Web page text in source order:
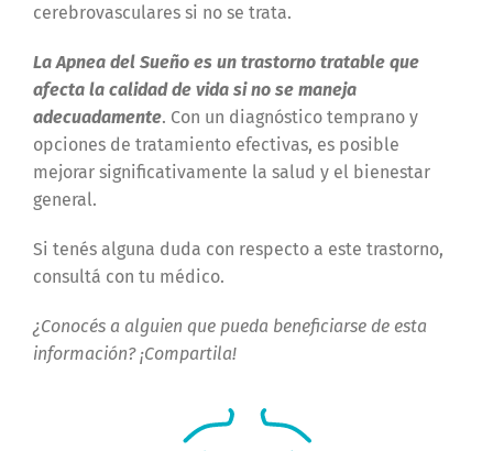
cerebrovasculares si no se trata.
La Apnea del Sueño es un trastorno tratable que
afecta la calidad de vida si no se maneja
adecuadamente. Con un diagnóstico temprano y
opciones de tratamiento efectivas, es posible
mejorar significativamente la salud y el bienestar
general.
Si tenés alguna duda con respecto a este trastorno,
consultá con tu médico.
¿Conocés a alguien que pueda beneficiarse de esta
información? ¡Compartila!